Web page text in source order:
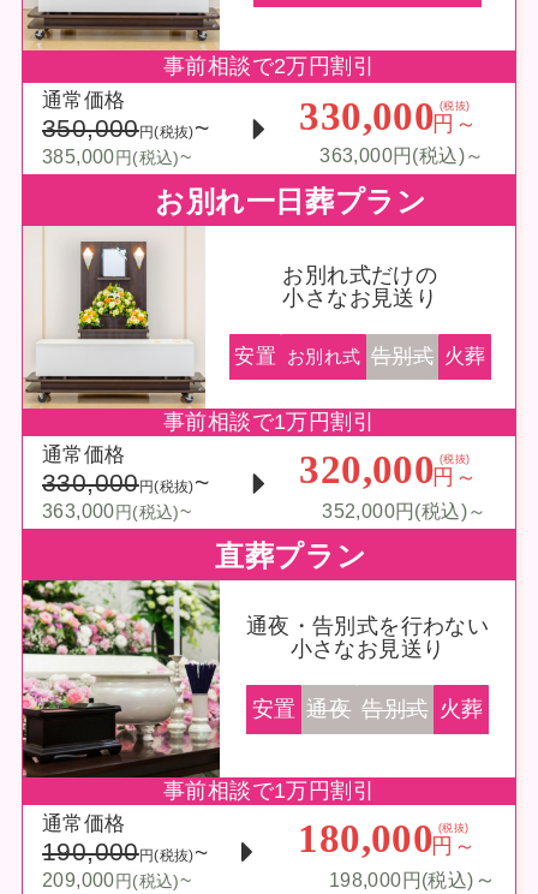
事前相談で2万円割引
通常価格
350,000円(税抜)~
385,000 円(税込)~
330,000 (税抜)
円～
363,000円(税込)～
お別れ一日葬プラン
お別れ式だけの
小さなお見送り
安置 お別れ式 告別式 火葬
事前相談で1万円割引
通常価格
330,000円(税抜)~
363,000 円(税込)~
320,000 (税抜)
円～
352,000円(税込)～
直葬プラン
通夜・告別式を行わない
小さなお見送り
安置 通夜 告別式 火葬
事前相談で1万円割引
通常価格
190,000円(税抜)~
209,000 円(税込)~
180,000 (税抜)
円～
198,000円(税込) ～